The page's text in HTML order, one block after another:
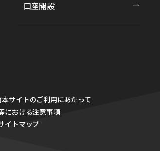
口座開設
本サイトのご利用にあたって
における注意事項
イトマップ